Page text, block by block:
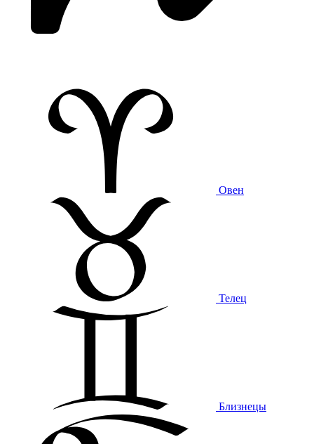
Овен
Телец
Близнецы